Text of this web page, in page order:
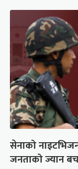
सेनाको
जनताको ज्यान